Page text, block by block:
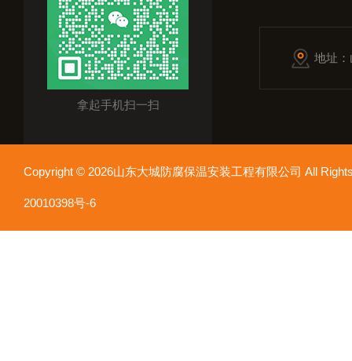
拿起手机扫一扫
地址
Copyright © 2026山东大城防腐保温安装工程有限公司 All
20010398号-6